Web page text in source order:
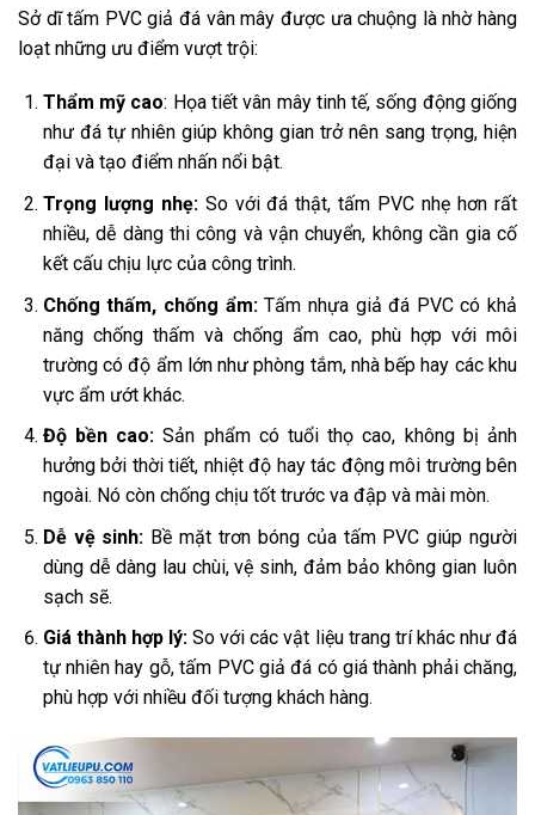
Sở dĩ tấm PVC giả đá vân mây được ưa chuộng là nhờ hàng
loạt những ưu điểm vượt trội:
Thẩm mỹ cao: Họa tiết vân mây tinh tế, sống động giống
như đá tự nhiên giúp không gian trở nên sang trọng, hiện
đại và tạo điểm nhấn nổi bật.
Trọng lượng nhẹ:So với đá thật, tấm PVC nhẹ hơn rất
nhiều, dễ dàng thi công và vận chuyển, không cần gia cố
kết cấu chịu lực của công trình.
Chống thấm, chống ẩm:Tấm nhựa giả đá PVC có khả
năng chống thấm và chống ẩm cao, phù hợp với môi
trường có độ ẩm lớn như phòng tắm, nhà bếp hay các khu
vực ẩm ướt khác.
Độ bền cao: Sản phẩm có tuổi thọ cao, không bị ảnh
hưởng bởi thời tiết, nhiệt độ hay tác động môi trường bên
ngoài. Nó còn chống chịu tốt trước va đập và mài mòn.
Dễ vệ sinh: Bề mặt trơn bóng của tấm PVC giúp người
dùng dễ dàng lau chùi, vệ sinh, đảm bảo không gian luôn
sạch sẽ.
Giá thành hợp lý: So với các vật liệu trang trí khác như đá
tự nhiên hay gỗ, tấm PVC giả đá có giá thành phải chăng,
phù hợp với nhiều đối tượng khách hàng.